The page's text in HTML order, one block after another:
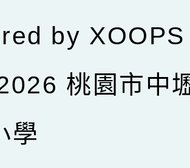
by XOOPS
桃園市中
學